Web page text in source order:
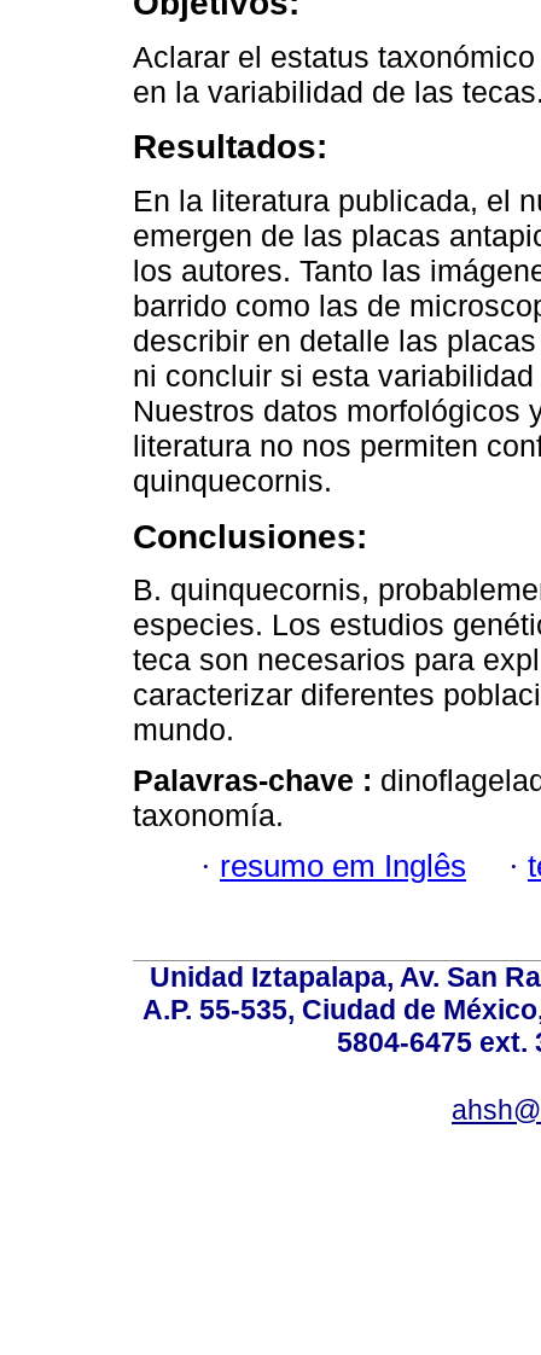
Aclarar el estatus
en la variabilidad de las
Resultados:
En la literatura publicada, el
emergen de las placas
los autores. Tanto las
barrido como las de
describir en detalle las
ni concluir si esta
Nuestros datos morfológicos
literatura no nos permiten
quinquecornis.
Conclusiones:
B. quinquecornis,
especies. Los estudios
teca son necesarios para
caracterizar diferentes
mundo.
Palavras-chave :
taxonomía.
· resumo em Inglês ·
Unidad Iztapalapa, Av. San
A.P. 55-535, Ciudad de
5804-6475 ext.